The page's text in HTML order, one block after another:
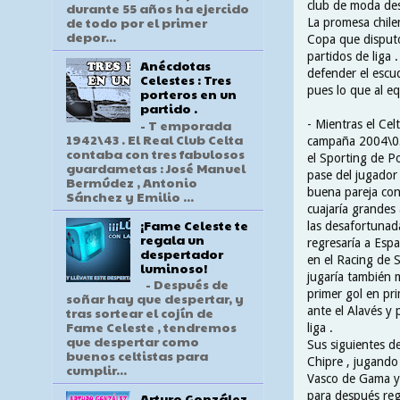
club de moda
La promesa
Copa que
partidos de liga
defender el
pues lo que al
- Mientras el
campaña
el Sporting de
pase del
buena pareja
cuajaría
las
regresaría a
en el Racing de
jugaría también
primer gol en
ante el Alavés y
liga .
Sus siguientes
Chipre ,
Vasco de Gama
para después
durante 55 años ha ejercido
de todo por el primer
depor...
Anécdotas
Celestes : Tres
porteros en un
partido .
- T emporada
1942\43 . El Real Club Celta
contaba con tres fabulosos
guardametas : José Manuel
Bermúdez , Antonio
Sánchez y Emilio ...
¡Fame Celeste te
regala un
despertador
luminoso!
- Después de
soñar hay que despertar, y
tras sortear el cojín de
Fame Celeste , tendremos
que despertar como
buenos celtistas para
cumplir...